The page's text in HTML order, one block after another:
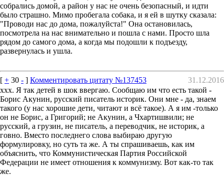
собрались домой, а район у нас не очень безопасный, и идти
было страшно. Мимо пробегала собака, и я ей в шутку сказала:
"Проводи нас до дома, пожалуйста!" Она остановилась,
посмотрела на нас внимательно и пошла с нами. Просто шла
рядом до самого дома, а когда мы подошли к подъезду,
развернулась и ушла.
[ + 30 - ] Комментировать цитату №137453
31.12.2016
xxx. Я так детей в шок ввергаю. Сообщаю им что есть такой -
Борис Акунин, русский писатель историк. Они мне - да, знаем
такого (у нас хорошие дети, читают и всё такое). А я им -только
он не Борис, а Григорий; не Акунин, а Чхартишвили; не
русский, а грузин, не писатель, а переводчик, не историк, а
говно. Вместо последнего слова выбираю другую
формулировку, но суть та же. А ты спрашиваешь, как им
объяснить, что Коммунистическая Партия Российской
Федерации не имеет отношения к коммунизму. Вот как-то так
же.